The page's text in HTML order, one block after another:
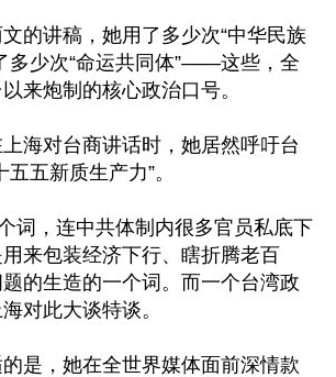
的讲稿，她用了多少次“中华民族
多少次“命运共同体”——这些，全
来炮制的核心政治口号。
海对台商讲话时，她居然呼吁台
五新质生产力”。
词，连中共体制内很多官员私底下
来包装经济下行、瞎折腾老百
的生造的一个词。而一个台湾政
对此大谈特谈。
是，她在全世界媒体面前深情款